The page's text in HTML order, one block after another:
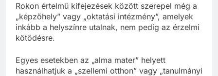
Rokon értelmű kifejezések között szerepel még a
„képzőhely” vagy „oktatási intézmény”, amelyek
inkább a helyszínre utalnak, nem pedig az érzelmi
kötődésre.
Egyes esetekben az „alma mater” helyett
használhatjuk a „szellemi otthon” vagy „tanulmányi